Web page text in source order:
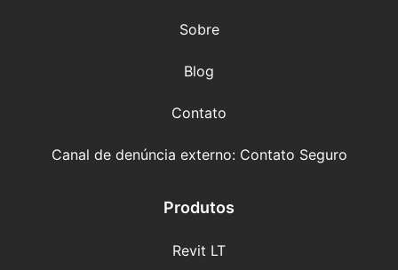
Sobre
Blog
Contato
Canal de denúncia externo: Contato Seguro
Produtos
Revit LT